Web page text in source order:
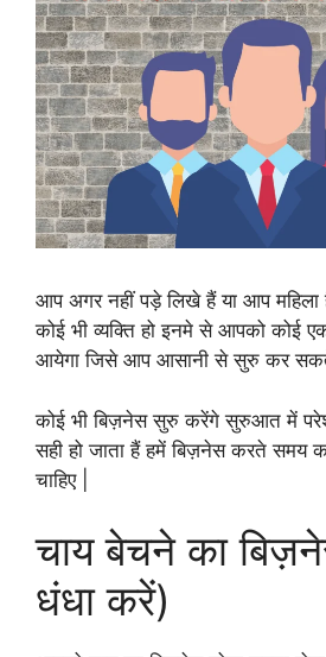
आप अगर नहीं पड़े लिखे हैं या आप महिला
कोई भी व्यक्ति हो इनमे से आपको कोई
आयेगा जिसे आप आसानी से सुरु कर सकते
कोई भी बिज़नेस सुरु करेंगे सुरुआत में
सही हो जाता हैं हमें बिज़नेस करते समय
चाहिए |
चाय बेचने का
धंधा करें)